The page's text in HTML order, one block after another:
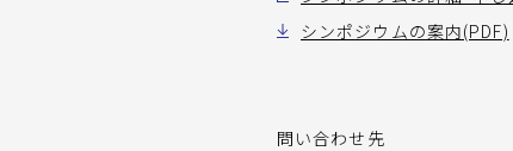
シンポジウムの案内(PDF)
問い合わせ先